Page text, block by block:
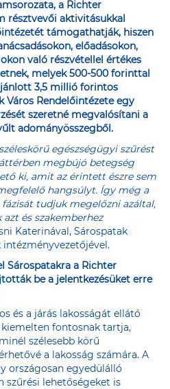
a Richter
résztvevői aktivitásukkal
támogathatják, hiszen
előadásokon,
való részvétellel értékes
melyek 500-500 forinttal
3,5 millió forintos
Város Rendelőintézete egy
szeretné megvalósítani a
adományösszegből.
egészségügyi szűrést
megbújó betegség
ki, amit az érintett észre sem
hangsúlyt. Így még a
tudjuk megelőzni azáltal,
és szakemberhez
Katerinával, Sárospatak
intézményvezetőjével.
Sárospatakra a Richter
be a jelentkezésüket erre
és a járás lakosságát ellátó
fontosnak tartja,
szélesebb körű
a lakosság számára. A
országosan egyedülálló
szűrési lehetőségeket is